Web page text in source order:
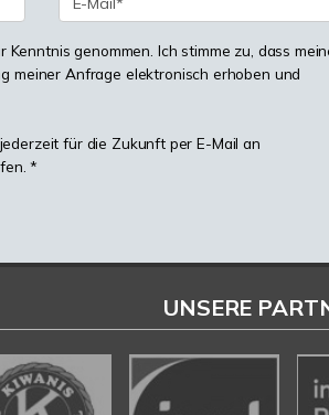
Kenntnis genommen. Ich stimme zu, dass
meiner Anfrage elektronisch erhoben und
für die Zukunft per E-Mail an
*
UNSERE